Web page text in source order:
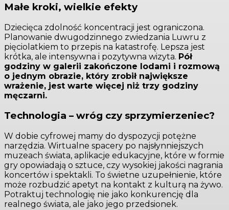
Małe kroki, wielkie efekty
Dziecięca zdolność koncentracji jest ograniczona.
Planowanie dwugodzinnego zwiedzania Luwru z
pięciolatkiem to przepis na katastrofę. Lepsza jest
krótka, ale intensywna i pozytywna wizyta. Pół
godziny w galerii zakończone lodami i rozmową
o jednym obrazie, który zrobił największe
wrażenie, jest warte więcej niż trzy godziny
męczarni.
Technologia – wróg czy sprzymierzeniec?
W dobie cyfrowej mamy do dyspozycji potężne
narzędzia. Wirtualne spacery po najsłynniejszych
muzeach świata, aplikacje edukacyjne, które w formie
gry opowiadają o sztuce, czy wysokiej jakości nagrania
koncertów i spektakli. To świetne uzupełnienie, które
może rozbudzić apetyt na kontakt z kulturą na żywo.
Potraktuj technologię nie jako konkurencję dla
realnego świata, ale jako jego przedsionek.